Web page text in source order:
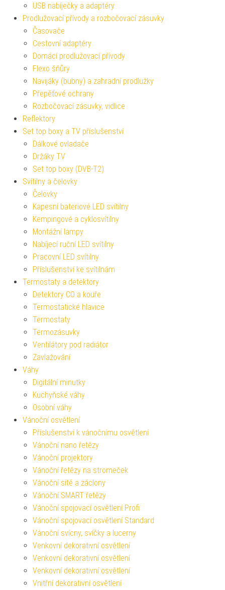
USB nabíječky a adaptéry
Prodlužovací přívody a rozbočovací zásuvky
Časovače
Cestovní adaptéry
Domácí prodlužovací přívody
Flexo šňůry
Navijáky (bubny) a zahradní prodlužky
Přepěťové ochrany
Rozbočovací zásuvky, vidlice
Reflektory
Set top boxy a TV příslušenství
Dálkové ovladače
Držáky TV
Set top boxy (DVB-T2)
Svítilny a čelovky
Čelovky
Kapesní bateriové LED svítilny
Kempingové a cyklosvítilny
Montážní lampy
Nabíjecí ruční LED svítilny
Pracovní LED svítilny
Příslušenství ke svítilnám
Termostaty a detektory
Detektory CO a kouře
Termostatické hlavice
Termostaty
Termozásuvky
Ventilátory pod radiátor
Zavlažování
Váhy
Digitální minutky
Kuchyňské váhy
Osobní váhy
Vánoční osvětlení
Příslušenství k vánočnímu osvětlení
Vánoční nano řetězy
Vánoční projektory
Vánoční řetězy na stromeček
Vánoční sítě a záclony
Vánoční SMART řetězy
Vánoční spojovací osvětlení Profi
Vánoční spojovací osvětlení Standard
Vánoční svícny, svíčky a lucerny
Venkovní dekorativní osvětlení
Venkovní dekorativní osvětlení
Venkovní dekorativní osvětlení
Vnitřní dekorativní osvětlení